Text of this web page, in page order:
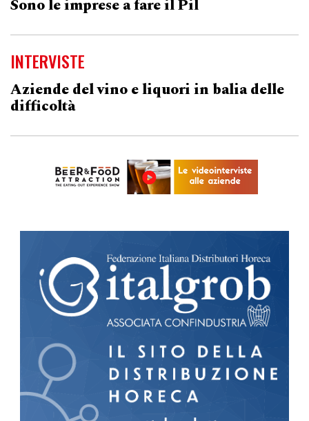
Sono le imprese a fare il Pil
INTERVISTE
Aziende del vino e liquori in balia delle
difficoltà